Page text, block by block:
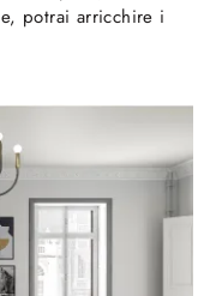
potrai arricchire i